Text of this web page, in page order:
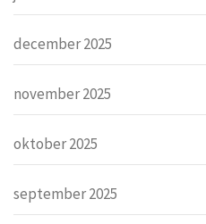
december 2025
november 2025
oktober 2025
september 2025